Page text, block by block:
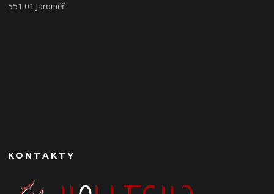
551 01 Jaroměř
KONTAKTY